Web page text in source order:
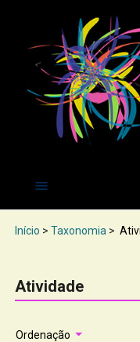
Início > Taxonomia >
Atividade
Ordenação